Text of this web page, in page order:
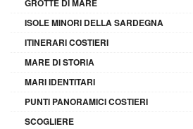
GROTTE DI MARE
ISOLE MINORI DELLA SARDEGNA
ITINERARI COSTIERI
MARE DI STORIA
MARI IDENTITARI
PUNTI PANORAMICI COSTIERI
SCOGLIERE